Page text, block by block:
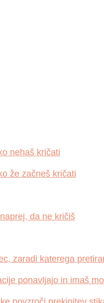
nehaš kričati
že začneš kričati
da ne kričiš
zaradi katerega
ponavljajo in imaš